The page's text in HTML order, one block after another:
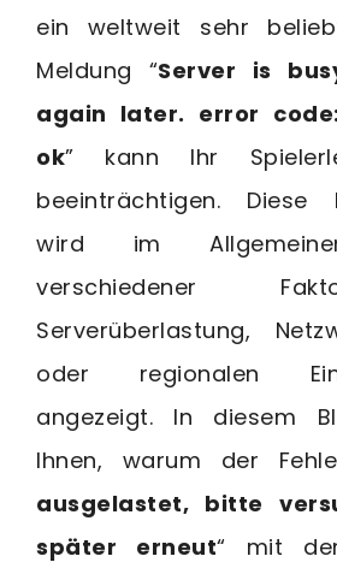
ein weltweit sehr
Meldung “Server is
again later. error
ok” kann Ihr
beeinträchtigen. Diese
wird im
verschiedener
Serverüberlastung,
oder regionalen
angezeigt. In diesem
Ihnen, warum der
ausgelastet, bitte
später erneut“ mit